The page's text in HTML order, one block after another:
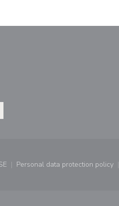
in a new window))
((opens in a new window))
in a new window))
Personal data protection policy
((opens in a